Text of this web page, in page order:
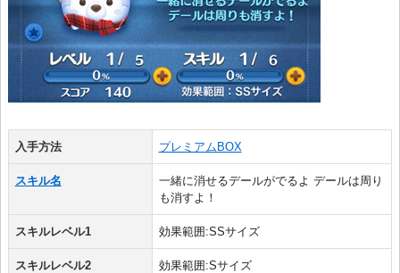
入手方法 プレミアムBOX
スキル名
一緒に消せるデールがでるよ デールは周り
も消すよ！
スキルレベル1 効果範囲:SSサイズ
スキルレベル2 効果範囲:Sサイズ